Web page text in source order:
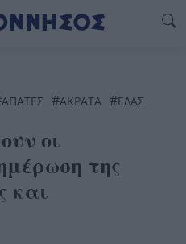
ΑΠΑΤΕΣ #ΑΚΡΑΤΑ #ΕΛΑΣ
οι
της
και